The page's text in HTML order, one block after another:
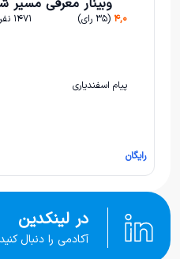
۴,۰ (۳۵ رای)
پیام اسفندیاری
رایگان
در لینکدین
آکادمی را دنبال